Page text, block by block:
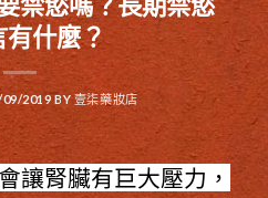
有什麼？
09/2019BY 壹柒藥妝店
讓腎臟有巨大壓力，